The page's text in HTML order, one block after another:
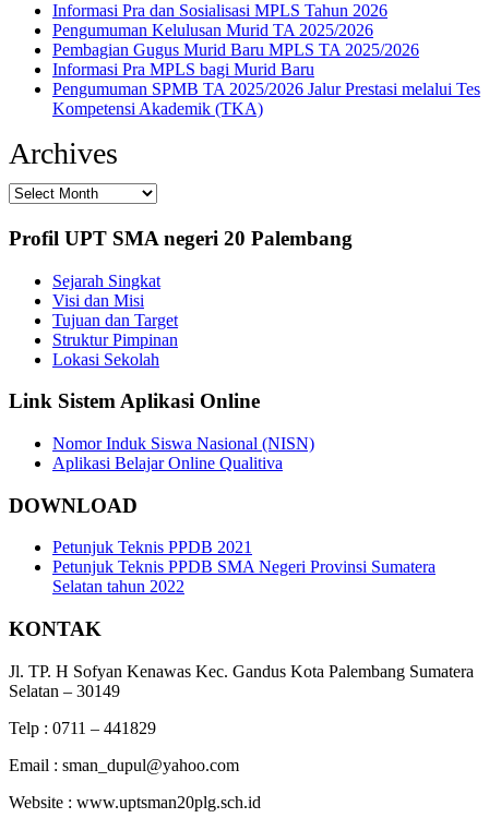
Informasi Pra dan Sosialisasi MPLS Tahun 2026
Pengumuman Kelulusan Murid TA 2025/2026
Pembagian Gugus Murid Baru MPLS TA 2025/2026
Informasi Pra MPLS bagi Murid Baru
Pengumuman SPMB TA 2025/2026 Jalur Prestasi melalui Tes
Kompetensi Akademik (TKA)
Archives
Profil UPT SMA negeri 20 Palembang
Sejarah Singkat
Visi dan Misi
Tujuan dan Target
Struktur Pimpinan
Lokasi Sekolah
Link Sistem Aplikasi Online
Nomor Induk Siswa Nasional (NISN)
Aplikasi Belajar Online Qualitiva
DOWNLOAD
Petunjuk Teknis PPDB 2021
Petunjuk Teknis PPDB SMA Negeri Provinsi Sumatera
Selatan tahun 2022
KONTAK
Jl. TP. H Sofyan Kenawas Kec. Gandus Kota Palembang Sumatera
Selatan – 30149
Telp : 0711 – 441829
Email : sman_dupul@yahoo.com
Website : www.uptsman20plg.sch.id